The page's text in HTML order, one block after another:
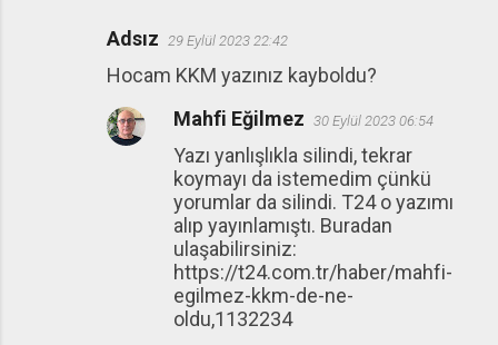
Adsız 29 Eylül 2023 22:42
Hocam KKM yazınız kayboldu?
Mahfi Eğilmez 30 Eylül 2023 06:54
Yazı yanlışlıkla silindi, tekrar
koymayı da istemedim çünkü
yorumlar da silindi. T24 o yazımı
alıp yayınlamıştı. Buradan
ulaşabilirsiniz:
https://t24.com.tr/haber/mahfi-
egilmez-kkm-de-ne-
oldu,1132234